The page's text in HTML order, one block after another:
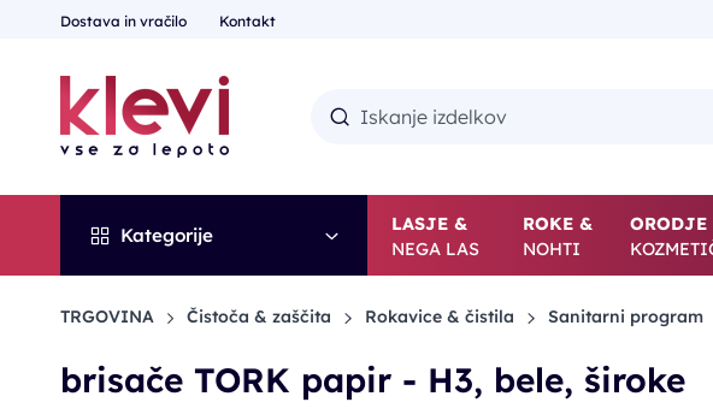
Dostava in vračilo Kontakt
Kategorije
LASJE &
NEGA LAS
ROKE &
NOHTI
ORODJE
TRGOVINA Čistoča & zaščita Rokavice & čistila Sanitarni program
brisače TORK papir - H3, bele, široke